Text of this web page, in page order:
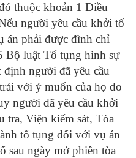
thuộc khoản 1 Điều
người yêu cầu khởi tố
án phải được đình chỉ
Bộ luật Tố tụng hình sự
định người đã yêu cầu
với ý muốn của họ do
người đã yêu cầu khởi
tra, Viện kiểm sát, Tòa
tố tụng đối với vụ án
sau ngày mở phiên tòa